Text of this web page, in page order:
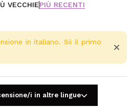
VECCHIEPIÙ RECENTI
in italiano. Sii il primo
i in altre lingue